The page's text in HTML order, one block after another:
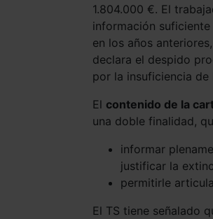
1.804.000 €. El
información
en los años
declara el despido
por la insuficiencia
El contenido de la
una doble finalidad,
informar
justificar la
permitirle
El TS tiene señalado